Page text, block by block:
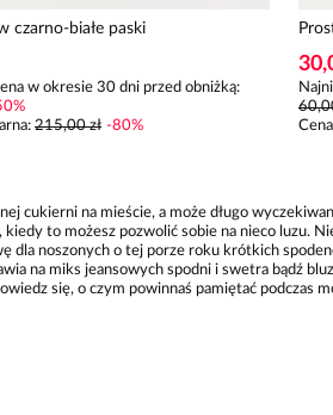
czarno-białe paski
w okresie 30 dni przed obniżką:
%
: 215,00 zł -80%
cukierni na mieście, a może długo
to możesz pozwolić sobie na nieco luzu.
dla noszonych o tej porze roku krótkich
na miks jeansowych spodni i swetra bądź
się, o czym powinnaś pamiętać podczas